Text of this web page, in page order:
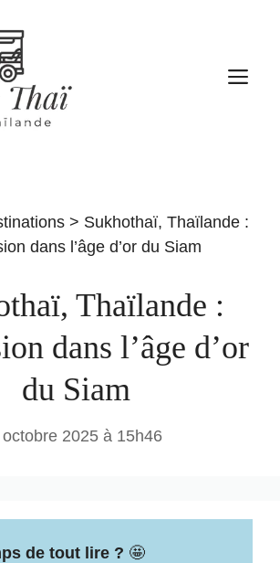
> Sukhothaï, Thaïlande :
dans l’âge d’or du Siam
Thaïlande :
dans l’âge d’or
du Siam
octobre 2025 à 15h46
de tout lire ? 🤩